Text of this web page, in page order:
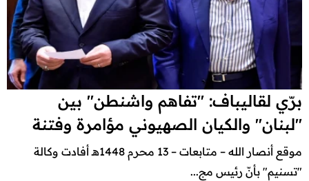
برّي لقاليباف: "تفاهم واشنطن" بين
"لبنان" والكيان الصهيوني مؤامرة وفتنة
موقع أنصار الله – متابعات – 13 محرم 1448هـ أفادت وكالة
"تسنيم" بأنّ رئيس مج...